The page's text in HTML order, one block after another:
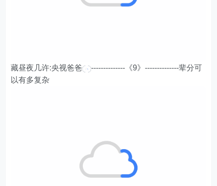
藏昼夜几许:央视爸爸
--------------《9》--------------辈分可
以有多复杂